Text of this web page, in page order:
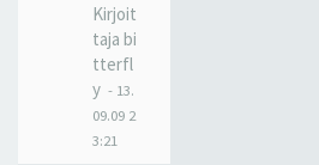
Kirjoit
taja bi
tterfl
y - 13.
09.09 2
3:21